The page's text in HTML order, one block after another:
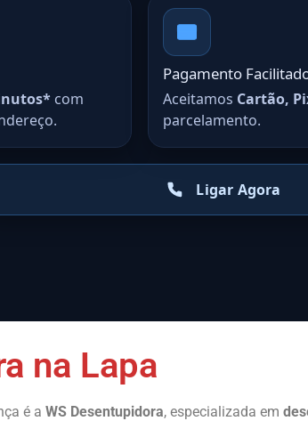
com
Pagamento
Aceitamos Cartão,
parcelamento.
Ligar Agora
na Lapa
é a WS Desentupidora, especializada em